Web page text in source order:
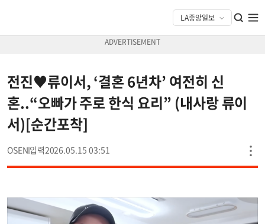
전진♥류이서, ‘결혼 6년차’ 여전히 신
혼..“오빠가 주로 한식 요리” (내사랑 류이
서)[순간포착]
OSEN 2026.05.15 03:51